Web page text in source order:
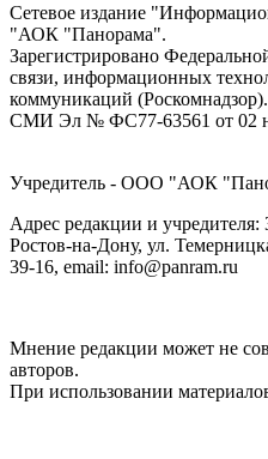
Сетевое издание
"АОК "Панорама".
Зарегистрировано
связи, информационных
коммуникаций
СМИ Эл № ФС77-63561 от 02
Учредитель - ООО "АОК
Адрес редакции и учредителя:
Ростов-на-Дону, ул.
39-16, email: info@panram.ru
Мнение редакции может не
авторов.
При использовании